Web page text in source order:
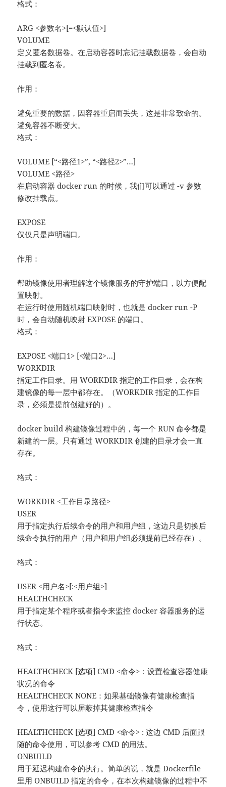
格式：
ARG <参数名>[=<默认值>]
VOLUME
定义匿名数据卷。在启动容器时忘记挂载数据卷，会自动
挂载到匿名卷。
作用：
避免重要的数据，因容器重启而丢失，这是非常致命的。
避免容器不断变大。
格式：
VOLUME [“<路径1>”, “<路径2>”…]
VOLUME <路径>
在启动容器 docker run 的时候，我们可以通过 -v 参数
修改挂载点。
EXPOSE
仅仅只是声明端口。
作用：
帮助镜像使用者理解这个镜像服务的守护端口，以方便配
置映射。
在运行时使用随机端口映射时，也就是 docker run -P
时，会自动随机映射 EXPOSE 的端口。
格式：
EXPOSE <端口1> [<端口2>…]
WORKDIR
指定工作目录。用 WORKDIR 指定的工作目录，会在构
建镜像的每一层中都存在。（WORKDIR 指定的工作目
录，必须是提前创建好的）。
docker build 构建镜像过程中的，每一个 RUN 命令都是
新建的一层。只有通过 WORKDIR 创建的目录才会一直
存在。
格式：
WORKDIR <工作目录路径>
USER
用于指定执行后续命令的用户和用户组，这边只是切换后
续命令执行的用户（用户和用户组必须提前已经存在）。
格式：
USER <用户名>[:<用户组>]
HEALTHCHECK
用于指定某个程序或者指令来监控 docker 容器服务的运
行状态。
格式：
HEALTHCHECK [选项] CMD <命令>：设置检查容器健康
状况的命令
HEALTHCHECK NONE：如果基础镜像有健康检查指
令，使用这行可以屏蔽掉其健康检查指令
HEALTHCHECK [选项] CMD <命令> : 这边 CMD 后面跟
随的命令使用，可以参考 CMD 的用法。
ONBUILD
用于延迟构建命令的执行。简单的说，就是 Dockerfile
里用 ONBUILD 指定的命令，在本次构建镜像的过程中不